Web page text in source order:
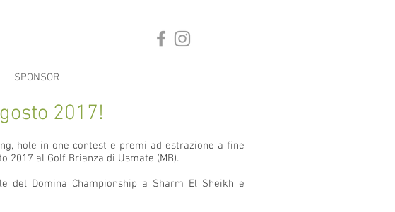
SPONSOR
2017!
hole in one contest e premi ad estrazione a fine
2017 al Golf Brianza di Usmate (MB).
Domina Championship a Sharm El Sheikh e